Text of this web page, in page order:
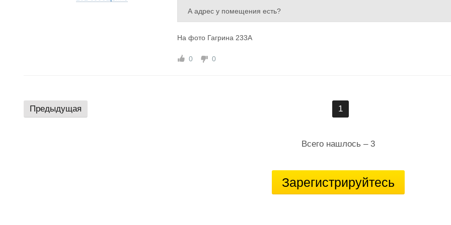
А адрес у помещения есть?
На фото Гагрина 233А
0 0
Предыдущая 1
Всего нашлось – 3
Зарегистрируйтесь